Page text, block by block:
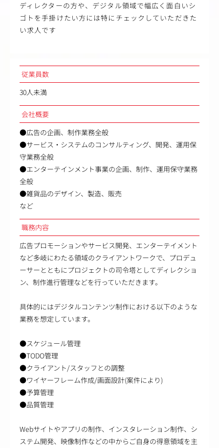
ディレクターの方や、デジタル領域で幅広く面白いシ
ゴトを手掛けたい方には特にチェックしていただきた
い求人です
従業員数
30人未満
会社概要
●広告の企画、制作業務全般
●サービス・システムのコンサルティング、開発、運用保
守業務全般
●エンターテインメント事業の企画、制作、運用保守業務
全般
●雑貨品のデザイン、製造、販売
など
職務内容
広告プロモーションやサービス開発、エンターテイメント
など多岐にわたる領域のクライアントワークで、プロデュ
ーサーとともにプロジェクトの司令塔としてディレクショ
ン、制作進行管理などを行っていただきます。
具体的にはデジタルコンテンツ制作における以下のような
業務を想定しています。
●スケジュール管理
●TODO管理
●クライアント/スタッフとの調整
●ワイヤーフレーム作成/画面設計(案件により)
●予算管理
●品質管理
Webサイトやアプリの制作、インスタレーション制作、シ
ステム開発、映像制作などの中からご自身の得意領域を主